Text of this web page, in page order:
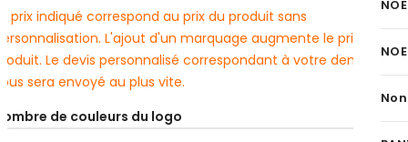
prix indiqué correspond au prix du produit sans
L'ajout d'un marquage augmente le prix du
Le devis personnalisé correspondant à votre demande
sera envoyé au plus vite.
de couleurs du logo